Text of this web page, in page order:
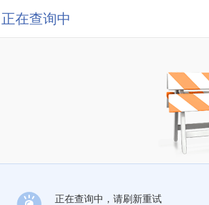
正在查询中
正在查询中，请刷新重试